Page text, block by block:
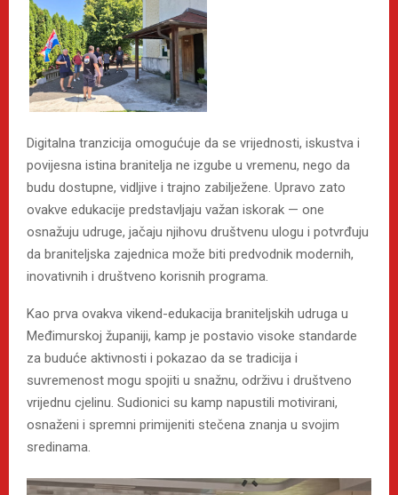
Digitalna tranzicija omogućuje da se vrijednosti, iskustva i
povijesna istina branitelja ne izgube u vremenu, nego da
budu dostupne, vidljive i trajno zabilježene. Upravo zato
ovakve edukacije predstavljaju važan iskorak — one
osnažuju udruge, jačaju njihovu društvenu ulogu i potvrđuju
da braniteljska zajednica može biti predvodnik modernih,
inovativnih i društveno korisnih programa.
Kao prva ovakva vikend-edukacija braniteljskih udruga u
Međimurskoj županiji, kamp je postavio visoke standarde
za buduće aktivnosti i pokazao da se tradicija i
suvremenost mogu spojiti u snažnu, održivu i društveno
vrijednu cjelinu. Sudionici su kamp napustili motivirani,
osnaženi i spremni primijeniti stečena znanja u svojim
sredinama.